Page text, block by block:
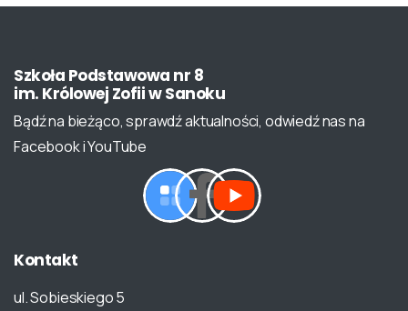
Szkoła Podstawowa nr 8
im. Królowej ZofiiwSanoku
Bądź na bieżąco, sprawdź aktualności, odwiedź nas na
Facebook i YouTube
Kontakt
ul. Sobieskiego 5